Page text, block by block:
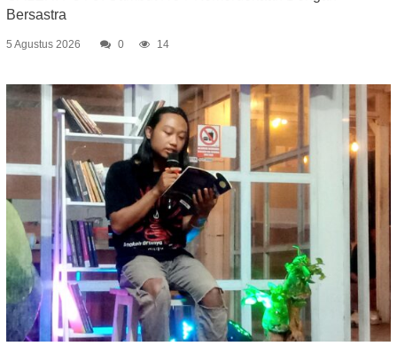
Bersastra
5 Agustus 2026 0 14